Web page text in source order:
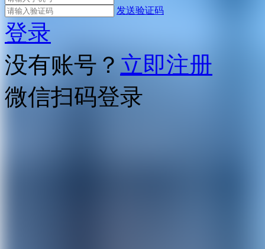
发送验证码
登录
没有账号？ 立即注册
微信扫码登录